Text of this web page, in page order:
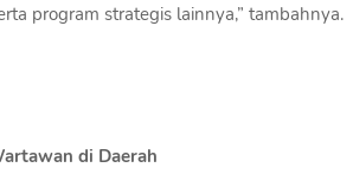
program strategis lainnya,” tambahnya.
di Daerah